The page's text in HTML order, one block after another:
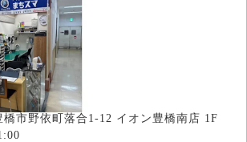
橋市野依町落合1-12 イオン豊橋南店 1F